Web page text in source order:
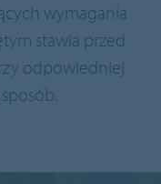
wymagania
stawia przed
odpowiedniej